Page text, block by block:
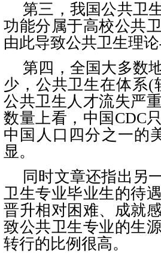
第三，我国公共卫
功能分属于高校公共
由此导致公共卫生理
第四，全国大多数
少，公共卫生在体系(
公共卫生人才流失严
数量上看，中国CDC
中国人口四分之一的
显。
同时文章还指出另
卫生专业毕业生的待
晋升相对困难、成就
致公共卫生专业的生
转行的比例很高。